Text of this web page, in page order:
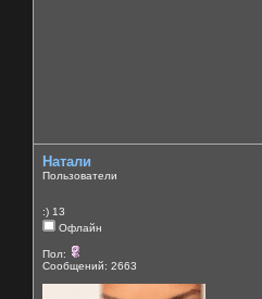
Натали
Пользователи
:) 13
Офлайн
Пол:
Сообщений: 2663